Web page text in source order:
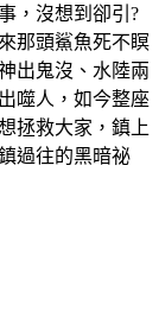
，沒想到卻引?
那頭鯊魚死不瞑
出鬼沒、水陸兩
噬人，如今整座
拯救大家，鎮上
過往的黑暗祕